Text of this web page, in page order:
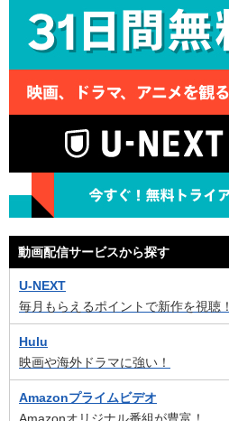
動画配信サービスから探す
U-NEXT
毎月もらえるポイントで新作を視聴！
Hulu
映画や海外ドラマに強い！
Amazonプライムビデオ